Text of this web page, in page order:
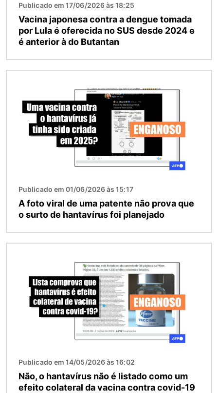
Publicado em 17/06/2026 às 18:25
Vacina japonesa contra a dengue tomada
por Lula é oferecida no SUS desde 2024 e
é anterior à do Butantan
Publicado em 01/06/2026 às 15:17
A foto viral de uma patente não prova que
o surto de hantavírus foi planejado
Publicado em 14/05/2026 às 16:02
Não, o hantavírus não é listado como um
efeito colateral da vacina contra covid-19